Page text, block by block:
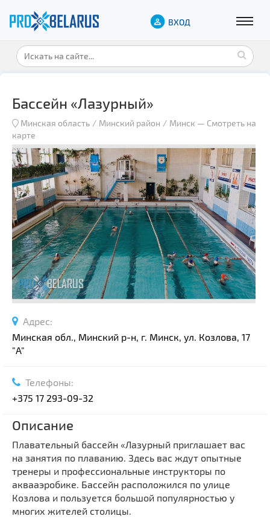
ВХОД
Бассейн «Лазурный»
Минская область Минский район Минск — Смотреть на
карте
Адрес:
Минская обл., Минский р-н, г. Минск, ул. Козлова, 17
"A"
Телефоны:
+375 17 293-09-32
Описание
Плавательный бассейн «Лазурный приглашает вас
на занятия по плаванию. Здесь вас ждут опытные
тренеры и профессиональные инструкторы по
аквааэробике. Бассейн расположился по улице
Козлова и пользуется большой популярностью у
многих жителей столицы.